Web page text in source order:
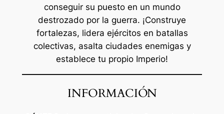
conseguir su puesto en un mundo
destrozado por la guerra. ¡Construye
fortalezas, lidera ejércitos en batallas
colectivas, asalta ciudades enemigas y
establece tu propio Imperio!
INFORMACIÓN